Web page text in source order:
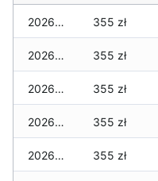
2026-08-07 355 zł
2026-08-06 355 zł
2026-08-05 355 zł
2026-08-04 355 zł
2026-08-03 355 zł